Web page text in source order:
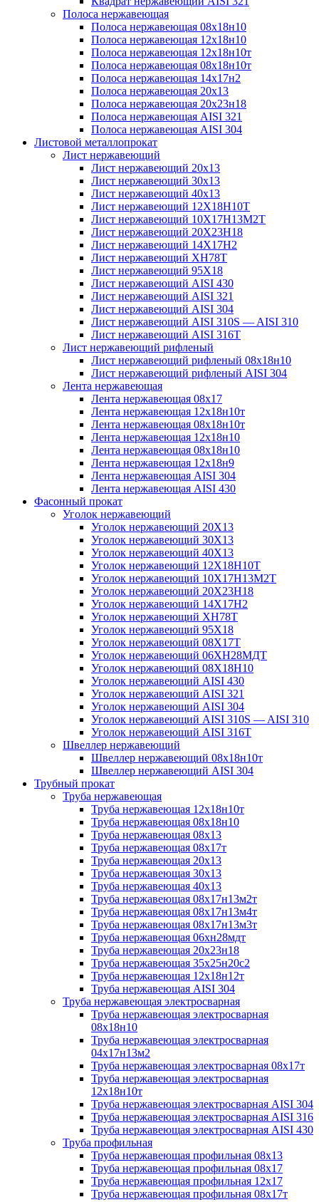
Полоса нержавеющая
Полоса нержавеющая 08х18н10
Полоса нержавеющая 12х18н10
Полоса нержавеющая 12х18н10т
Полоса нержавеющая 08х18н10т
Полоса нержавеющая 14х17н2
Полоса нержавеющая 20х13
Полоса нержавеющая 20х23н18
Полоса нержавеющая AISI 321
Полоса нержавеющая AISI 304
Листовой металлопрокат
Лист нержавеющий
Лист нержавеющий 20х13
Лист нержавеющий 30х13
Лист нержавеющий 40х13
Лист нержавеющий 12Х18Н10Т
Лист нержавеющий 10Х17Н13М2T
Лист нержавеющий 20Х23Н18
Лист нержавеющий 14Х17Н2
Лист нержавеющий ХН78Т
Лист нержавеющий 95Х18
Лист нержавеющий AISI 430
Лист нержавеющий AISI 321
Лист нержавеющий AISI 304
Лист нержавеющий AISI 310S — AISI 310
Лист нержавеющий AISI 316T
Лист нержавеющий рифленый
Лист нержавеющий рифленый 08х18н10
Лист нержавеющий рифленый AISI 304
Лента нержавеющая
Лента нержавеющая 08х17
Лента нержавеющая 12х18н10т
Лента нержавеющая 08х18н10т
Лента нержавеющая 12х18н10
Лента нержавеющая 08х18н10
Лента нержавеющая 12х18н9
Лента нержавеющая AISI 304
Лента нержавеющая AISI 430
Фасонный прокат
Уголок нержавеющий
Уголок нержавеющий 20Х13
Уголок нержавеющий 30Х13
Уголок нержавеющий 40Х13
Уголок нержавеющий 12Х18Н10Т
Уголок нержавеющий 10Х17Н13М2T
Уголок нержавеющий 20Х23Н18
Уголок нержавеющий 14Х17Н2
Уголок нержавеющий ХН78Т
Уголок нержавеющий 95Х18
Уголок нержавеющий 08Х17Т
Уголок нержавеющий 06ХН28МДТ
Уголок нержавеющий 08Х18Н10
Уголок нержавеющий AISI 430
Уголок нержавеющий AISI 321
Уголок нержавеющий AISI 304
Уголок нержавеющий AISI 310S — AISI 310
Уголок нержавеющий AISI 316T
Швеллер нержавеющий
Швеллер нержавеющий 08х18н10т
Швеллер нержавеющий AISI 304
Трубный прокат
Труба нержавеющая
Труба нержавеющая 12х18н10т
Труба нержавеющая 08х18н10
Труба нержавеющая 08х13
Труба нержавеющая 08х17т
Труба нержавеющая 20х13
Труба нержавеющая 30х13
Труба нержавеющая 40х13
Труба нержавеющая 08х17н13м2т
Труба нержавеющая 08х17н13м4т
Труба нержавеющая 08х17н13м3т
Труба нержавеющая 06хн28мдт
Труба нержавеющая 20х23н18
Труба нержавеющая 35х25н20с2
Труба нержавеющая 12х18н12т
Труба нержавеющая AISI 304
Труба нержавеющая электросварная
Труба нержавеющая электросварная
08х18н10
Труба нержавеющая электросварная
04х17н13м2
Труба нержавеющая электросварная 08х17т
Труба нержавеющая электросварная
12х18н10т
Труба нержавеющая электросварная AISI 304
Труба нержавеющая электросварная AISI 316
Труба нержавеющая электросварная AISI 430
Труба профильная
Труба нержавеющая профильная 08х13
Труба нержавеющая профильная 08х17
Труба нержавеющая профильная 12х17
Труба нержавеющая профильная 08х17т